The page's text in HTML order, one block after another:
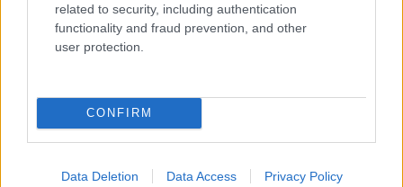
related to security, including authentication
functionality and fraud prevention, and other
user protection.
CONFIRM
Data Deletion Data Access Privacy Policy